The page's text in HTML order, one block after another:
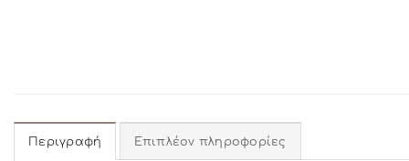
Περιγραφή Επιπλέον πληροφορίες